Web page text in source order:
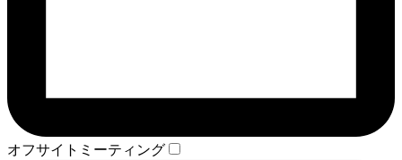
オフサイトミーティング